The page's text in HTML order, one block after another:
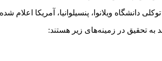
تحقیق در زمینه‌های زیر هستند: